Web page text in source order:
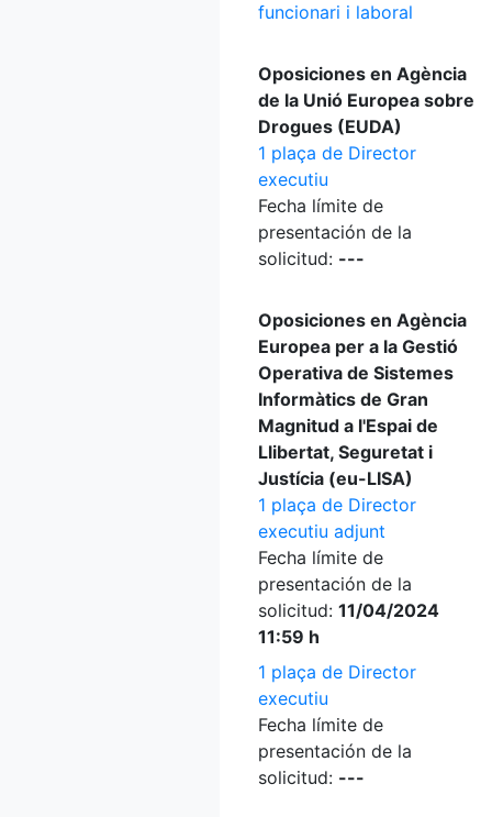
funcionari i laboral
Oposiciones en Agència
de la Unió Europea sobre
Drogues (EUDA)
1 plaça de Director
executiu
Fecha límite de
presentación de la
solicitud: ---
Oposiciones en Agència
Europea per a la Gestió
Operativa de Sistemes
Informàtics de Gran
Magnitud a l'Espai de
Llibertat, Seguretat i
Justícia (eu-LISA)
1 plaça de Director
executiu adjunt
Fecha límite de
presentación de la
solicitud: 11/04/2024
11:59 h
1 plaça de Director
executiu
Fecha límite de
presentación de la
solicitud: ---